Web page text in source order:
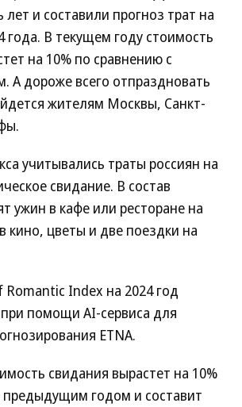
и составили прогноз трат на
года. В текущем году стоимость
на 10% по сравнению с
А дороже всего отпраздновать
жителям Москвы, Санкт-
учитывались траты россиян на
свидание. В состав
ужин в кафе или ресторане на
кино, цветы и две поездки на
Index на 2024 год
помощи AI-сервиса для
ETNA.
свидания вырастет на 10%
предыдущим годом и составит